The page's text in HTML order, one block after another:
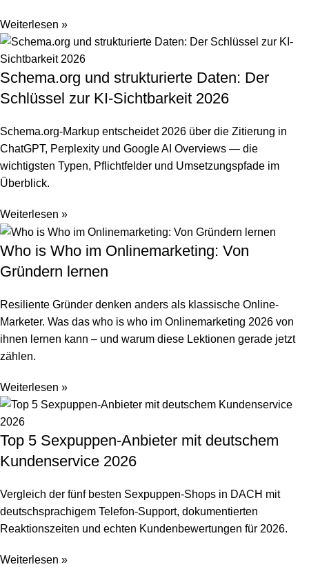
Weiterlesen »
Schema.org und strukturierte Daten: Der
Schlüssel zur KI-Sichtbarkeit 2026
Schema.org-Markup entscheidet 2026 über die Zitierung in
ChatGPT, Perplexity und Google AI Overviews — die
wichtigsten Typen, Pflichtfelder und Umsetzungspfade im
Überblick.
Weiterlesen »
Who is Who im Onlinemarketing: Von
Gründern lernen
Resiliente Gründer denken anders als klassische Online-
Marketer. Was das who is who im Onlinemarketing 2026 von
ihnen lernen kann – und warum diese Lektionen gerade jetzt
zählen.
Weiterlesen »
Top 5 Sexpuppen-Anbieter mit deutschem
Kundenservice 2026
Vergleich der fünf besten Sexpuppen-Shops in DACH mit
deutschsprachigem Telefon-Support, dokumentierten
Reaktionszeiten und echten Kundenbewertungen für 2026.
Weiterlesen »